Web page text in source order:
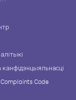
Code